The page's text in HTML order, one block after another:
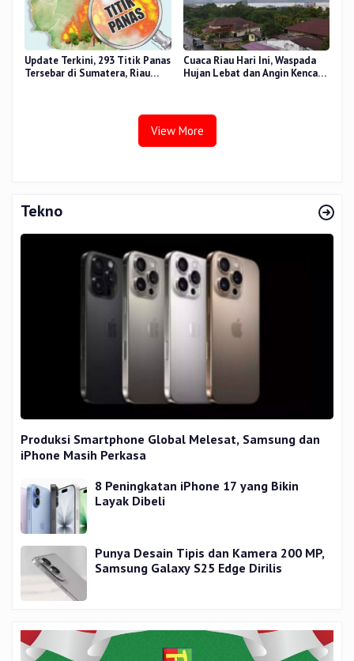
Update Terkini, 293 Titik Panas
Tersebar di Sumatera, Riau
Cuaca Riau Hari Ini, Waspada
Hujan Lebat dan Angin Kencang
View More
Tekno
Produksi Smartphone Global Melesat, Samsung dan
iPhone Masih Perkasa
8 Peningkatan iPhone 17 yang Bikin
Layak Dibeli
Punya Desain Tipis dan Kamera 200 MP,
Samsung Galaxy S25 Edge Dirilis